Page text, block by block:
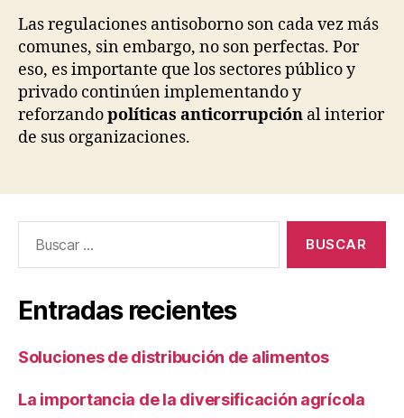
Las regulaciones antisoborno son cada vez más
comunes, sin embargo, no son perfectas. Por
eso, es importante que los sectores público y
privado continúen implementando y
reforzandopolíticas anticorrupción al interior
de sus organizaciones.
Entradas recientes
Soluciones de distribución de alimentos
La importancia de la diversificación agrícola